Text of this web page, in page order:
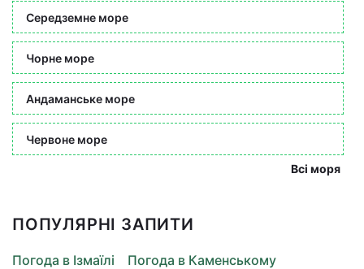
Середземне море
Чорне море
Андаманське море
Червоне море
Всі моря
ПОПУЛЯРНІ ЗАПИТИ
Погода в Ізмаїлі
Погода в Каменському